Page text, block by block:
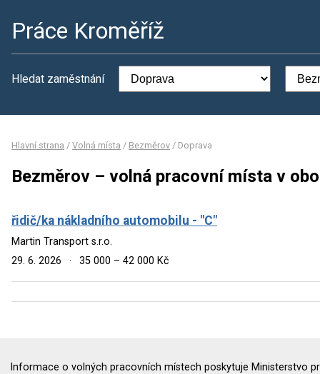
Práce Kroměříž
Hledat zaměstnání
Hlavní strana / Volná místa / Bezměrov / Doprava
Bezměrov – volná pracovní místa v
řidič/ka nákladního automobilu - "C"
Martin Transport s.r.o.
29. 6. 2026
· 35 000 – 42 000 Kč
Informace o volných pracovních místech poskytuje Ministerstvo